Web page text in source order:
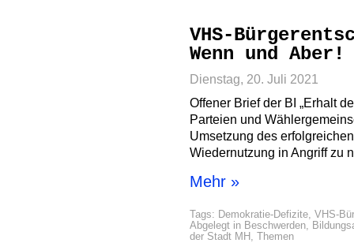
VHS-
Wenn und Aber!
Dienstag, 20. Juli 2021
Offener Brief der BI „Erhalt
Parteien und
Umsetzung des
Wiedernutzung in Angriff zu
Mehr »
Tags: Demokratie-Defizite, VHS-
Abgelegt in Beschwerden,
der Stadt MH , Themen